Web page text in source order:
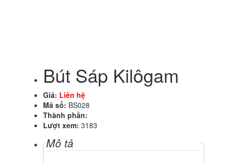
Bút Sáp Kilôgam
Giá: Liên hệ
Mã số: BS028
Thành phần:
Lượt xem: 3183
Mô tả